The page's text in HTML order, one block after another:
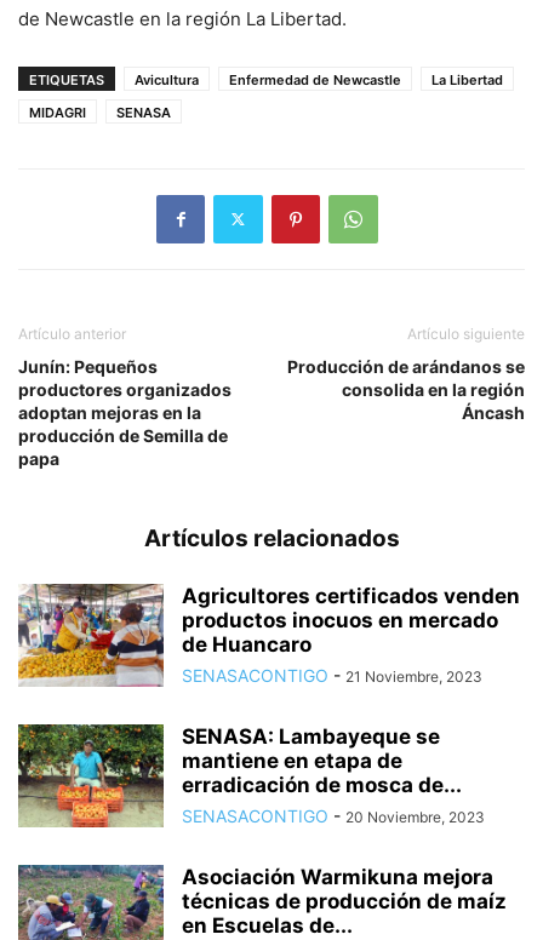
de Newcastle en la región La Libertad.
ETIQUETAS Avicultura Enfermedad de Newcastle
La Libertad
MIDAGRI
SENASA
Artículo anterior
Junín: Pequeños
productores organizados
adoptan mejoras en la
producción de Semilla de
papa
Artículo siguiente
Producción de arándanos se
consolida en la región
Áncash
Artículos relacionados
Agricultores certificados venden
productos inocuos en mercado
de Huancaro
SENASACONTIGO - 21 Noviembre, 2023
SENASA: Lambayeque se
mantiene en etapa de
erradicación de mosca de...
SENASACONTIGO - 20 Noviembre, 2023
Asociación Warmikuna mejora
técnicas de producción de maíz
en Escuelas de...